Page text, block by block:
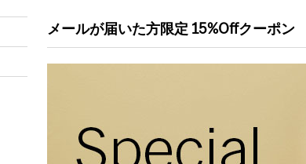
メールが届いた方限定 15%Offクーポン